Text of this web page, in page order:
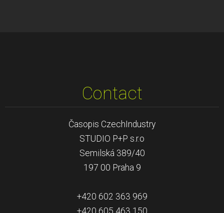
Contact
Časopis CzechIndustry
STUDIO P+P s.r.o
Semilská 389/40
197 00 Praha 9
+420 602 363 969
+420 605 463 150